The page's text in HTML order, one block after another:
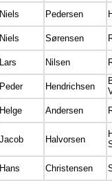
Niels Pedersen
Niels Sørensen
Lars Nilsen
Peder Hendrichsen
Helge Andersen
Jacob Halvorsen
Hans Christensen